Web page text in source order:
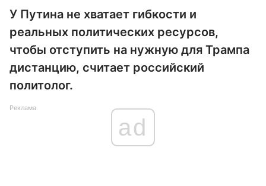
У Путина не хватает гибкости и
реальных политических ресурсов,
чтобы отступить на нужную для Трампа
дистанцию, считает российский
политолог.
Реклама
ad